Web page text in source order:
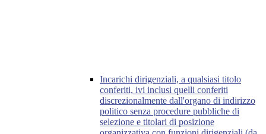
Incarichi dirigenziali, a qualsiasi titolo
conferiti, ivi inclusi quelli conferiti
discrezionalmente dall'organo di indirizzo
politico senza procedure pubbliche di
selezione e titolari di posizione